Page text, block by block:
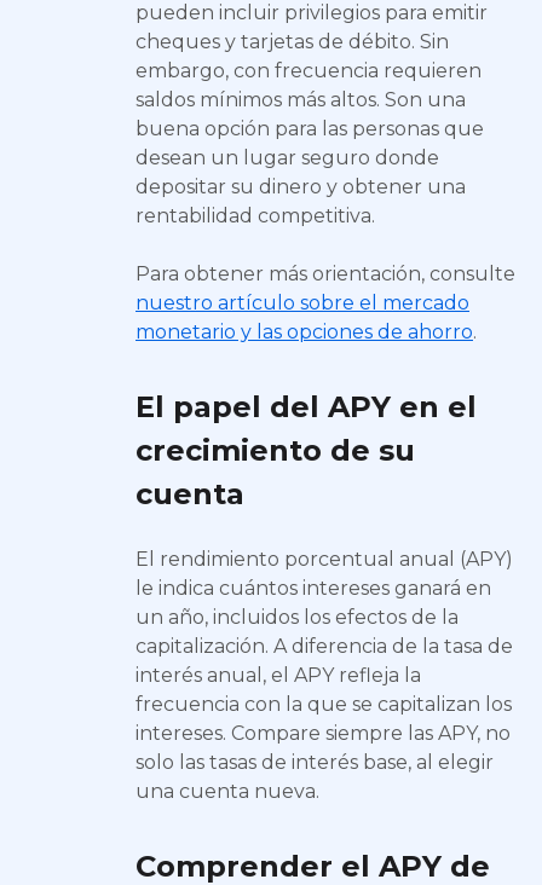
pueden incluir privilegios para emitir
cheques y tarjetas de débito. Sin
embargo, con frecuencia requieren
saldos mínimos más altos. Son una
buena opción para las personas que
desean un lugar seguro donde
depositar su dinero y obtener una
rentabilidad competitiva.
Para obtener más orientación, consulte
nuestro artículo sobre el mercado
monetario y las opciones de ahorro.
El papel del APY en el
crecimiento de su
cuenta
El rendimiento porcentual anual (APY)
le indica cuántos intereses ganará en
un año, incluidos los efectos de la
capitalización. A diferencia de la tasa de
interés anual, el APY refleja la
frecuencia con la que se capitalizan los
intereses. Compare siempre las APY, no
solo las tasas de interés base, al elegir
una cuenta nueva.
Comprender el APY de